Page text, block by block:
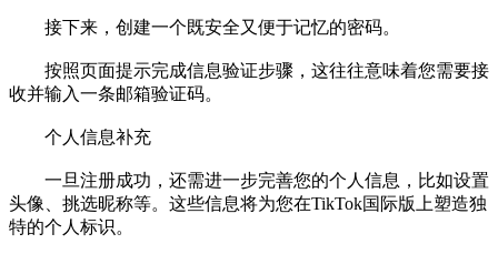
接下来，创建一个既安全又便于记忆的密码。
按照页面提示完成信息验证步骤，这往往意味着您需要接
收并输入一条邮箱验证码。
个人信息补充
一旦注册成功，还需进一步完善您的个人信息，比如设置
头像、挑选昵称等。这些信息将为您在TikTok国际版上塑造独
特的个人标识。